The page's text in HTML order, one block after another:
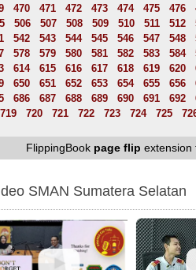
470 471 472 473 474 475 476
506 507 508 509 510 511 512
542 543 544 545 546 547 548
578 579 580 581 582 583 584
614 615 616 617 618 619 620
650 651 652 653 654 655 656
686 687 688 689 690 691 692
719 720 721 722 723 724 725
FlippingBook page flip extension
SMAN Sumatera Selatan